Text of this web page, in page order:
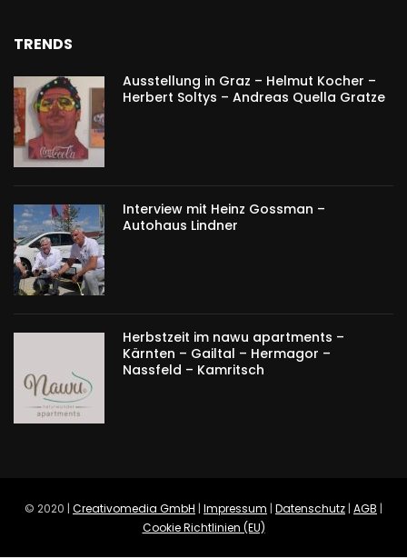
TRENDS
Ausstellung in Graz – Helmut Kocher –
Herbert Soltys – Andreas Quella Gratze
Interview mit Heinz Gossman –
Autohaus Lindner
Herbstzeit im nawu apartments –
Kärnten – Gailtal – Hermagor –
Nassfeld – Kamritsch
© 2020 | Creativomedia GmbH | Impressum | Datenschutz | AGB |
Cookie Richtlinien (EU)